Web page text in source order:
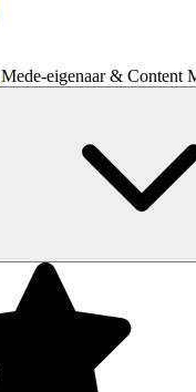
Mede-eigenaar & Content